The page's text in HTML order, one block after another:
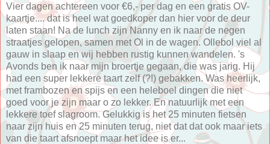
Vier dagen achtereen voor €6,- per dag en een gratis OV-
kaartje.... dat is heel wat goedkoper dan hier voor de deur
laten staan! Na de lunch zijn Nanny en ik naar de negen
straatjes gelopen, samen met Ol in de wagen. Ollebol viel al
gauw in slaap en wij hebben rustig kunnen wandelen. 's
Avonds ben ik naar mijn broertje gegaan, die was jarig. Hij
had een super lekkere taart zelf (?!) gebakken. Was heerlijk,
met frambozen en spijs en een heleboel dingen die niet
goed voor je zijn maar o zo lekker. En natuurlijk met een
lekkere toef slagroom. Gelukkig is het 25 minuten fietsen
naar zijn huis en 25 minuten terug, niet dat dat ook maar iets
van die taart afsnoept maar het idee is er...